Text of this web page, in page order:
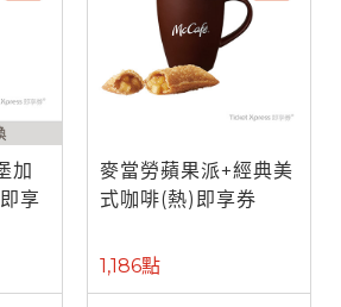
加
享
麥當勞蘋果派+經典美
式咖啡(熱)即享券
1,186點